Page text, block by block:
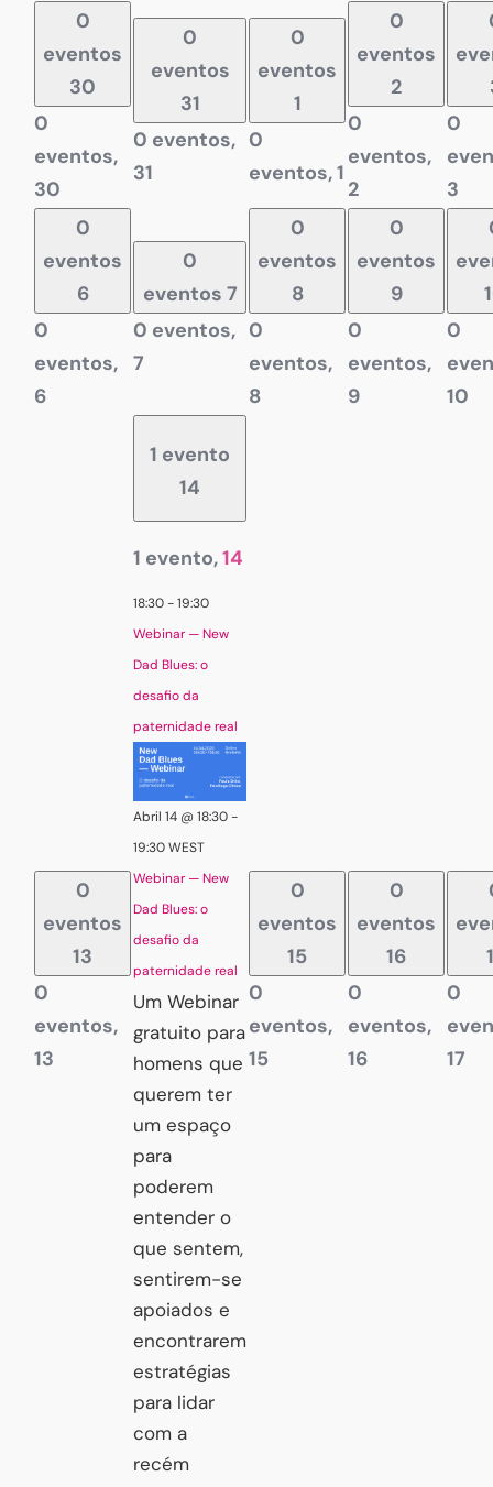
feira
feira
feira
0
eventos
30
0
eventos,
30
0
eventos
31
0 eventos,
31
0
eventos
1
0
eventos,1
0
eventos
2
0
eventos,
2
0
3
0
eventos
6
0
eventos,
6
0
eventos 7
0 eventos,
7
0
eventos
8
0
eventos,
8
0
eventos
9
0
eventos,
9
0
10
0
eventos
13
0
eventos,
13
1 evento
14
1 evento,14
18:30-19:30
Webinar — New
Dad Blues: o
desafio da
paternidade real
Abril 14 @ 18:30-
19:30WEST
Webinar — New
Dad Blues: o
desafio da
paternidade real
Um Webinar
gratuito para
homens que
querem ter
um espaço
para
poderem
entender o
que sentem,
sentirem-se
apoiados e
encontrarem
estratégias
para lidar
com a
recém
0
eventos
15
0
eventos,
15
0
eventos
16
0
eventos,
16
0
17